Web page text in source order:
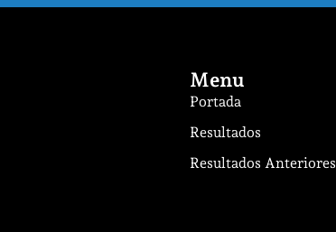
Menu
Portada
Resultados
Resultados Anteriores